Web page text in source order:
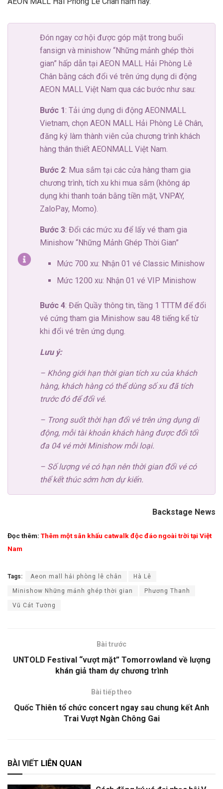
Đón ngay cơ hội được góp mặt trong buổi
fansign và minishow “Những mảnh ghép thời
gian” hấp dẫn tại AEON MALL Hải Phòng Lê
Chân bằng cách đổi vé trên ứng dụng di động
AEON MALL Việt Nam qua các bước như sau:
Bước 1: Tải ứng dụng di động AEONMALL
Vietnam, chọn AEON MALL Hải Phòng Lê Chân,
đăng ký làm thành viên của chương trình khách
hàng thân thiết AEONMALL Việt Nam.
Bước 2: Mua sắm tại các cửa hàng tham gia
chương trình, tích xu khi mua sắm (không áp
dụng khi thanh toán bằng tiền mặt, VNPAY,
ZaloPay, Momo).
Bước 3: Đổi các mức xu để lấy vé tham gia
Minishow “Những Mảnh Ghép Thời Gian”
Mức 700 xu: Nhận 01 vé Classic Minishow
Mức 1200 xu: Nhận 01 vé VIP Minishow
Bước 4: Đến Quầy thông tin, tầng 1 TTTM để đổi
vé cứng tham gia Minishow sau 48 tiếng kể từ
khi đổi vé trên ứng dụng.
Lưu ý:
– Không giới hạn thời gian tích xu của khách
hàng, khách hàng có thể dùng số xu đã tích
trước đó để đổi vé.
– Trong suốt thời hạn đổi vé trên ứng dụng di
động, mỗi tài khoản khách hàng được đổi tối
đa 04 vé mời Minishow mỗi loại.
– Số lượng vé có hạn nên thời gian đổi vé có
thể kết thúc sớm hơn dự kiến.
Backstage News
Đọc thêm: Thêm một sân khấu catwalk độc đáo ngoài trời tại Việt
Nam
Tags: Aeon mall hải phòng lê chân Hà Lê
Minishow Những mảnh ghép thời gian Phương Thanh
Vũ Cát Tường
Bài trước
UNTOLD Festival “vượt mặt” Tomorrowland về lượng
khán giả tham dự chương trình
Bài tiếp theo
Quốc Thiên tổ chức concert ngay sau chung kết Anh
Trai Vượt Ngàn Chông Gai
BÀI VIẾT LIÊN QUAN